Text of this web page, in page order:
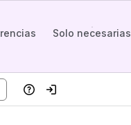
Solo necesarias
AyudaIniciar sesión